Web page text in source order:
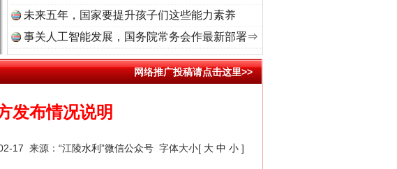
”事⑧加强纪律.. ·[视频]牢记初心使命 奋进复兴征程丨“转折之城”激荡..
未来五年，国家要提升孩子们这些能力素养
事关人工智能发展，国务院常务会作最新部署⇒
网络推广投稿请点击这里>>
发布情况说明
17 来源： “江陵水利”微信公众号 字体大小[ 大 中 小 ]